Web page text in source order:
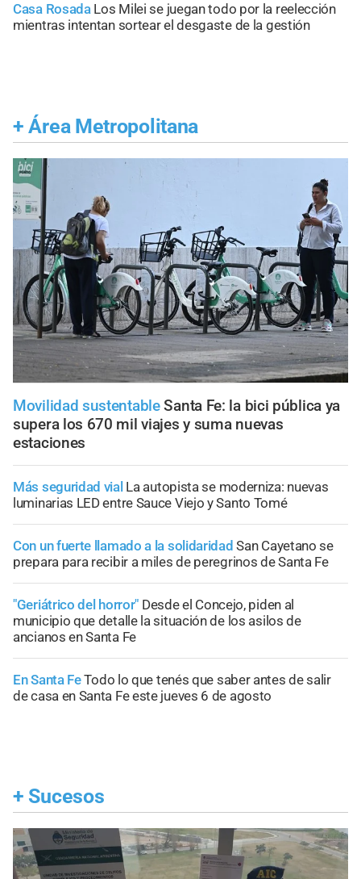
Casa Rosada Los Milei se juegan todo por la reelección
mientras intentan sortear el desgaste de la gestión
+ Área Metropolitana
Movilidad sustentable Santa Fe: la bici pública ya
supera los 670 mil viajes y suma nuevas
estaciones
Más seguridad vial La autopista se moderniza: nuevas
luminarias LED entre Sauce Viejo y Santo Tomé
Con un fuerte llamado a la solidaridad San Cayetano se
prepara para recibir a miles de peregrinos de Santa Fe
"Geriátrico del horror" Desde el Concejo, piden al
municipio que detalle la situación de los asilos de
ancianos en Santa Fe
En Santa FeTodo lo que tenés que saber antes de salir
de casa en Santa Fe este jueves 6 de agosto
+ Sucesos